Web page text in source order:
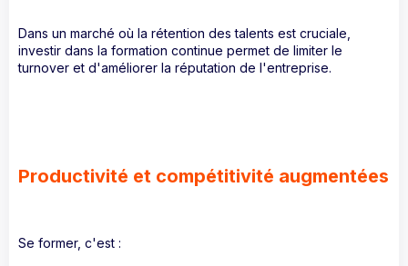
Dans un marché où la rétention des talents est cruciale,
investir dans la formation continue permet de limiter le
turnover et d'améliorer la réputation de l'entreprise.
Productivité et compétitivité augmentées
Se former, c'est :